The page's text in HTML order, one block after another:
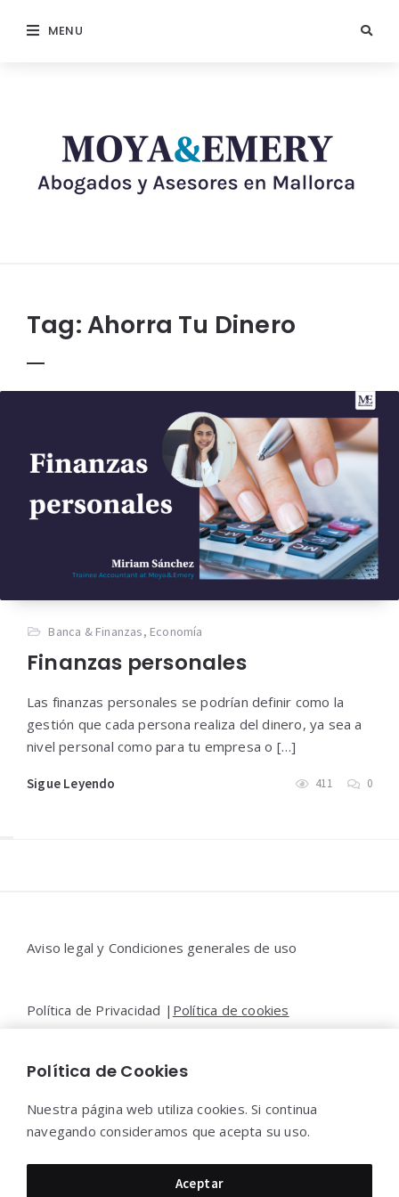
MENU
Tag:Ahorra Tu Dinero
Banca & Finanzas, Economía
Finanzas personales
Las finanzas personales se podrían definir como la
gestión que cada persona realiza del dinero, ya sea a
nivel personal como para tu empresa o […]
Sigue Leyendo 411 0
Aviso legal y Condiciones generales de uso
Política de Privacidad | Política de cookies
Contacto |Moya&Emery
Moya&Emery 2022 - Todos los derechos reservados.
Política de Cookies
Nuestra página web utiliza cookies. Si continua
navegando consideramos que acepta su uso.
Aceptar